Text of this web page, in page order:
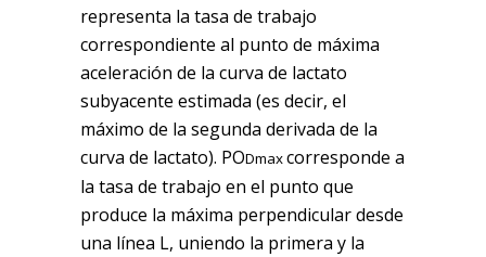
representa la tasa de trabajo
correspondiente al punto de máxima
aceleración de la curva de lactato
subyacente estimada (es decir, el
máximo de la segunda derivada de la
curva de lactato). PODmaxcorresponde a
la tasa de trabajo en el punto que
produce la máxima perpendicular desde
una línea L, uniendo la primera y la